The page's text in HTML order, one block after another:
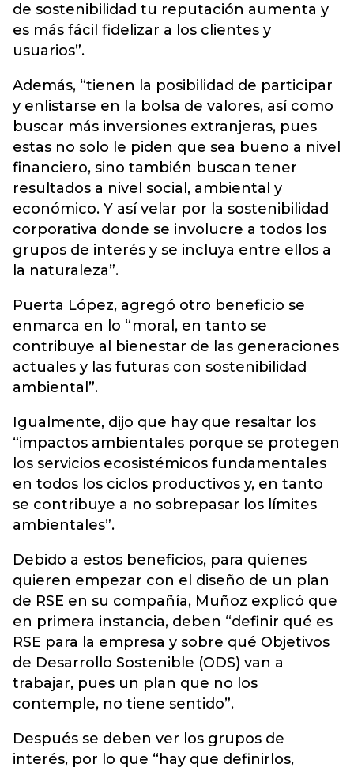
de sostenibilidad tu reputación aumenta y
es más fácil fidelizar a los clientes y
usuarios”.
Además, “tienen la posibilidad de participar
y enlistarse en la bolsa de valores, así como
buscar más inversiones extranjeras, pues
estas no solo le piden que sea bueno a nivel
financiero, sino también buscan tener
resultados a nivel social, ambiental y
económico. Y así velar por la sostenibilidad
corporativa donde se involucre a todos los
grupos de interés y se incluya entre ellos a
la naturaleza”.
Puerta López, agregó otro beneficio se
enmarca en lo “moral, en tanto se
contribuye al bienestar de las generaciones
actuales y las futuras con sostenibilidad
ambiental”.
Igualmente, dijo que hay que resaltar los
“impactos ambientales porque se protegen
los servicios ecosistémicos fundamentales
en todos los ciclos productivos y, en tanto
se contribuye a no sobrepasar los límites
ambientales”.
Debido a estos beneficios, para quienes
quieren empezar con el diseño de un plan
de RSE en su compañía, Muñoz explicó que
en primera instancia, deben “definir qué es
RSE para la empresa y sobre qué Objetivos
de Desarrollo Sostenible (ODS) van a
trabajar, pues un plan que no los
contemple, no tiene sentido”.
Después se deben ver los grupos de
interés, por lo que “hay que definirlos,